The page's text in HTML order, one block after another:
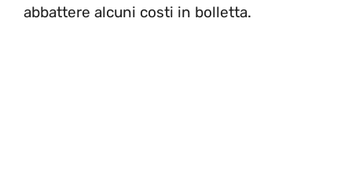
abbattere alcuni costi in bolletta.